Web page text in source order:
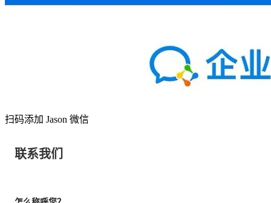
扫码添加 Jason 微信